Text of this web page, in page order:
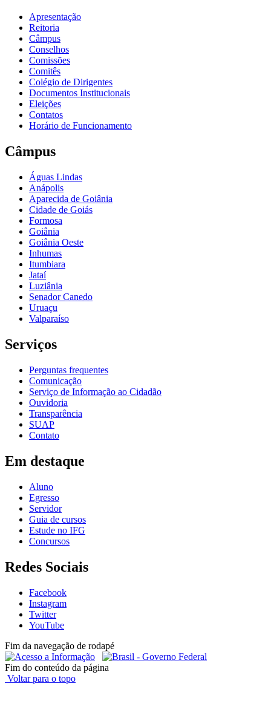
Apresentação
Reitoria
Câmpus
Conselhos
Comissões
Comitês
Colégio de Dirigentes
Documentos Institucionais
Eleições
Contatos
Horário de Funcionamento
Câmpus
Águas Lindas
Anápolis
Aparecida de Goiânia
Cidade de Goiás
Formosa
Goiânia
Goiânia Oeste
Inhumas
Itumbiara
Jataí
Luziânia
Senador Canedo
Uruaçu
Valparaíso
Serviços
Perguntas frequentes
Comunicação
Serviço de Informação ao Cidadão
Ouvidoria
Transparência
SUAP
Contato
Em destaque
Aluno
Egresso
Servidor
Guia de cursos
Estude no IFG
Concursos
Redes Sociais
Facebook
Instagram
Twitter
YouTube
Fim da navegação de rodapé
Fim do conteúdo da página
Voltar para o topo